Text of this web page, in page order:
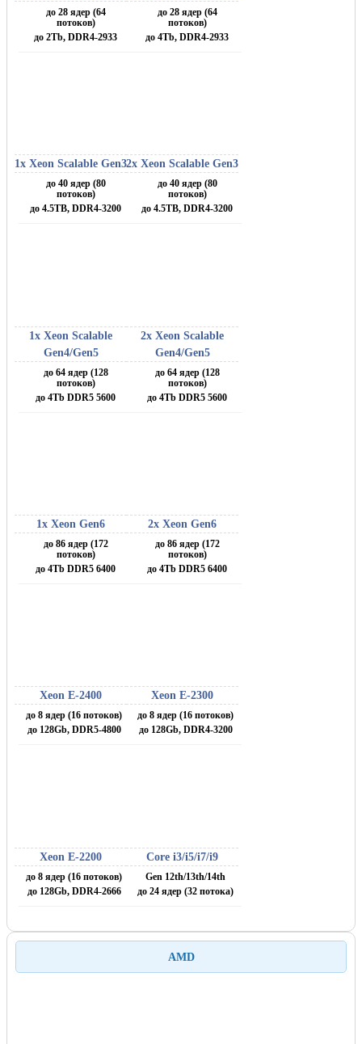
до 28 ядер (64
потоков)
до 2Tb, DDR4-2933
до 28 ядер (64
потоков)
до 4Tb, DDR4-2933
1x Xeon Scalable Gen3
до 40 ядер (80
потоков)
до 4.5TB, DDR4-3200
2x Xeon Scalable Gen3
до 40 ядер (80
потоков)
до 4.5TB, DDR4-3200
1x Xeon Scalable
Gen4/Gen5
до 64 ядер (128
потоков)
до 4Tb DDR5 5600
2x Xeon Scalable
Gen4/Gen5
до 64 ядер (128
потоков)
до 4Tb DDR5 5600
1x Xeon Gen6
до 86 ядер (172
потоков)
до 4Tb DDR5 6400
2x Xeon Gen6
до 86 ядер (172
потоков)
до 4Tb DDR5 6400
Xeon E-2400
до 8 ядер (16 потоков)
до 128Gb, DDR5-4800
Xeon E-2300
до 8 ядер (16 потоков)
до 128Gb, DDR4-3200
Xeon E-2200
до 8 ядер (16 потоков)
до 128Gb, DDR4-2666
Core i3/i5/i7/i9
Gen 12th/13th/14th
до 24 ядер (32 потока)
AMD